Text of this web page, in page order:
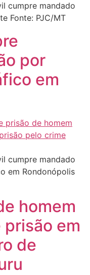
cumpre mandado
Fonte: PJC/MT
por
em
cumpre mandado
em Rondonópolis
homem
em
de